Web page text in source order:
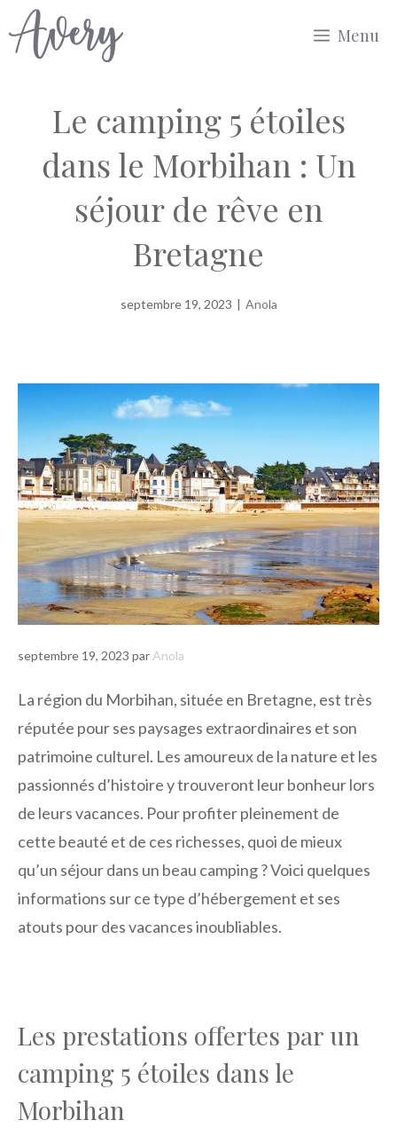
Aller
au
Menu
Le camping 5 étoiles
dans le Morbihan : Un
séjour de rêve en
Bretagne
septembre 19, 2023 | Anola
septembre 19, 2023 par Anola
La région du Morbihan, située en Bretagne, est très
réputée pour ses paysages extraordinaires et son
patrimoine culturel. Les amoureux de la nature et les
passionnés d’histoire y trouveront leur bonheur lors
de leurs vacances. Pour profiter pleinement de
cette beauté et de ces richesses, quoi de mieux
qu’un séjour dans un beau camping ? Voici quelques
informations sur ce type d’hébergement et ses
atouts pour des vacances inoubliables.
Les prestations offertes par un
camping 5 étoiles dans le
Morbihan